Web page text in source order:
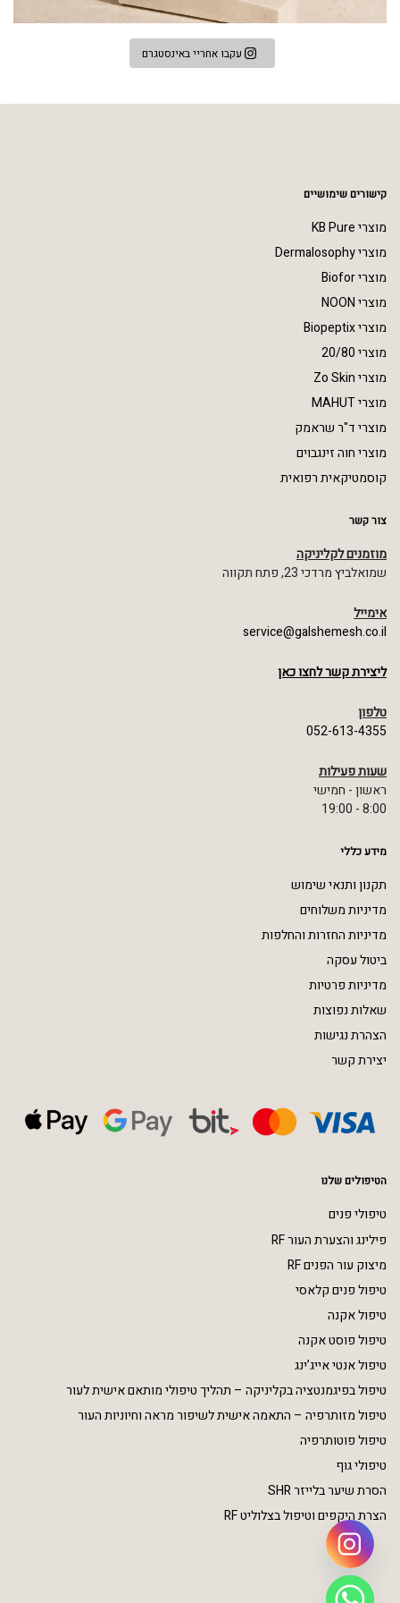
עקבו אחריי באינסטגרם
קישורים שימושיים
מוצרי KB Pure
מוצרי Dermalosophy
מוצרי Biofor
מוצרי NOON
מוצרי Biopeptix
מוצרי 20/80
מוצרי Zo Skin
מוצרי MAHUT
מוצרי ד"ר שראמק
מוצרי חוה זינגבוים
קוסמטיקאית רפואית
צור קשר
מוזמנים לקליניקה
שמואלביץ מרדכי 23, פתח תקווה
אימייל
service@galshemesh.co.il
ליצירת קשר לחצו כאן
טלפון
052-613-4355
שעות פעילות
ראשון - חמישי
8:00 - 19:00
מידע כללי
תקנון ותנאי שימוש
מדיניות משלוחים
מדיניות החזרות והחלפות
ביטול עסקה
מדיניות פרטיות
שאלות נפוצות
הצהרת נגישות
יצירת קשר
הטיפולים שלנו
טיפולי פנים
פילינג והצערת העור RF
מיצוק עור הפנים RF
טיפול פנים קלאסי
טיפול אקנה
טיפול פוסט אקנה
טיפול אנטי אייג’ינג
טיפול בפיגמנטציה בקליניקה – תהליך טיפולי מותאם אישית לעור
טיפול מזותרפיה – התאמה אישית לשיפור מראה וחיוניות העור
טיפול פוטותרפיה
טיפולי גוף
הסרת שיער בלייזר SHR
הצרת היקפים וטיפול בצלוליט RF